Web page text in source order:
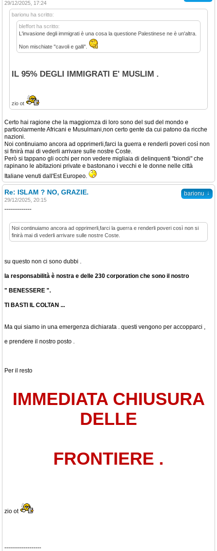
29/12/2025, 17:24
barionu ha scritto:
bleffort ha scritto:
L'invasione degli immigrati è una cosa la questione Palestinese ne è un'altra.
Non mischiate "cavoli e galli".
IL 95% DEGLI IMMIGRATI E' MUSLIM .
zio ot
Certo hai ragione che la maggiornza di loro sono del sud del mondo e
particolarmente Africani e Musulmani,non certo gente da cui patono da ricche
nazioni.
Noi continuiamo ancora ad opprimerli,farci la guerra e renderli poveri così non
si finirà mai di vederli arrivare sulle nostre Coste.
Però si tappano gli occhi per non vedere migliaia di delinquenti "biondi" che
rapinano le abitazioni private e bastonano i vecchi e le donne nelle città
Italiane venuti dall'Est Europeo.
barionu ↓
Re: ISLAM ? NO, GRAZIE.
29/12/2025, 20:15
--------------
Noi continuiamo ancora ad opprimerli,farci la guerra e renderli poveri così non si
finirà mai di vederli arrivare sulle nostre Coste.
su questo non ci sono dubbi .
la responsabilità è nostra e delle 230 corporation che sono il nostro
" BENESSERE ".
TI BASTI IL COLTAN ...
Ma qui siamo in una emergenza dichiarata . questi vengono per accopparci ,
e prendere il nostro posto .
Per il resto
IMMEDIATA CHIUSURA
DELLE
FRONTIERE .
zio ot
-------------------